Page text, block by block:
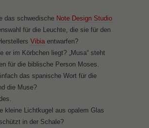
das schwedische Note Design Studio
für die Leuchte, die sie für den
Vibia entwarfen?
er im Körbchen liegt? „Musa“ steht
für die biblische Person Moses.
das spanische Wort für die
die Muse?
kleine Lichtkugel aus opalem Glas
in der Schale?